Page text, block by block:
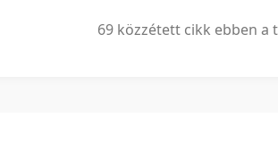
69 közzétett cikk ebben a